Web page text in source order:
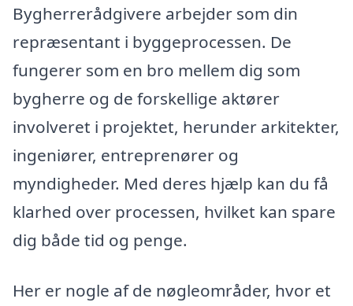
Bygherrerådgivere arbejder som din
repræsentant i byggeprocessen. De
fungerer som en bro mellem dig som
bygherre og de forskellige aktører
involveret i projektet, herunder arkitekter,
ingeniører, entreprenører og
myndigheder. Med deres hjælp kan du få
klarhed over processen, hvilket kan spare
dig både tid og penge.
Her er nogle af de nøgleområder, hvor et